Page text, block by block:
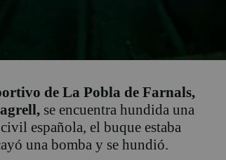
de La Pobla de Farnals,
se encuentra hundida una
española, el buque estaba
una bomba y se hundió.